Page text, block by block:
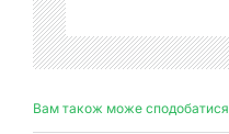
Вам також може сподобатися